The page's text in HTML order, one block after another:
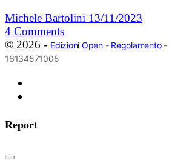
Michele Bartolini 13/11/2023
4 Comments
© 2026 - Edizioni Open- Regolamento-
16134571005
Report